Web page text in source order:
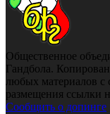
Общественное
Гандбола.
любых материалов с
размещения ссылки
Сообщить о допинге